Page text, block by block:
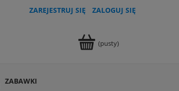
ZAREJESTRUJ SIĘ ZALOGUJ SIĘ
(pusty)
ZABAWKI